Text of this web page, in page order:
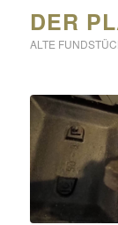
DER
ALTE